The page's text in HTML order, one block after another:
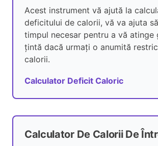
Acest instrument vă ajută la
deficitului de calorii, vă va ajuta
timpul necesar pentru a vă atinge
țintă dacă urmați o anumită
calorii.
Calculator Deficit Caloric
Calculator De Calorii De